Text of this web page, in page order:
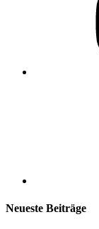
Neueste Beiträge